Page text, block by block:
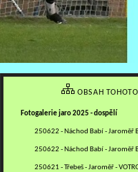
OBSAH
Fotogalerie jaro 2025 - dospělí
250621 - Třebeš - Jaroměř -